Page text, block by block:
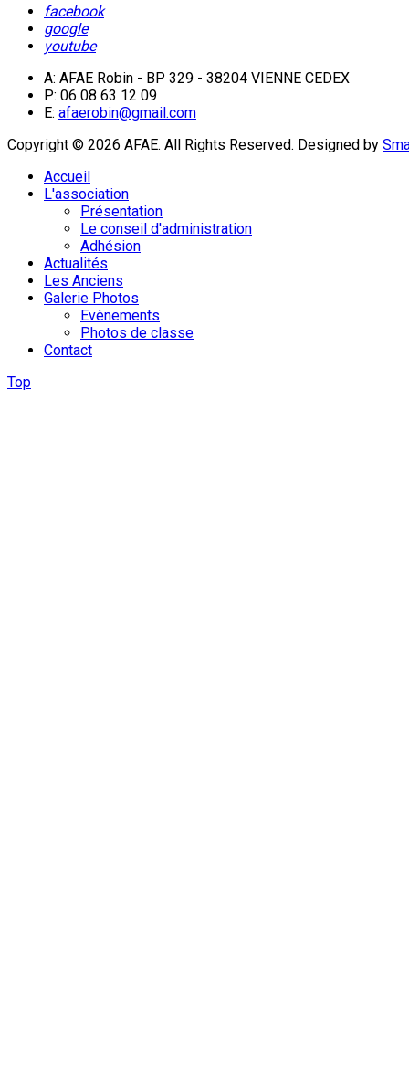
facebook
google
youtube
A: AFAE Robin - BP 329 - 38204 VIENNE CEDEX
P: 06 08 63 12 09
E: afaerobin@gmail.com
Copyright © 2026 AFAE. All Rights Reserved. Designed by
Accueil
L'association
Présentation
Le conseil d'administration
Adhésion
Actualités
Les Anciens
Galerie Photos
Evènements
Photos de classe
Contact
Top